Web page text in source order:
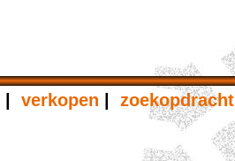
verkopen zoekopdracht